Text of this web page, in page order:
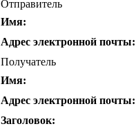
Отправитель
Имя:
Адрес электронной почты:
Получатель
Имя:
Адрес электронной почты:
Заголовок: